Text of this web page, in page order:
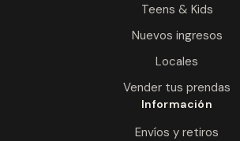
Teens & Kids
Nuevos ingresos
Locales
Vender tus prendas
Información
Envíos y retiros